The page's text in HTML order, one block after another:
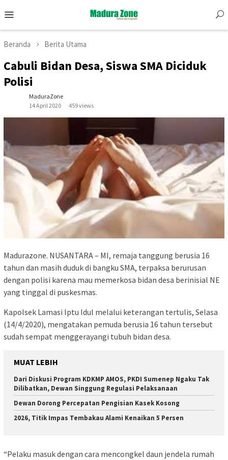
to
Menu
Beranda Berita Utama
Cabuli Bidan Desa, Siswa SMA Diciduk
Polisi
MaduraZone
14 April 2020
459 views
Madurazone. NUSANTARA – MI, remaja tanggung berusia 16
tahun dan masih duduk di bangku SMA, terpaksa berurusan
dengan polisi karena mau memerkosa bidan desa berinisial NE
yang tinggal di puskesmas.
Kapolsek Lamasi Iptu Idul melalui keterangan tertulis, Selasa
(14/4/2020), mengatakan pemuda berusia 16 tahun tersebut
sudah sempat menggerayangi tubuh bidan desa.
MUAT LEBIH
Dari Diskusi Program KDKMP AMOS, PKDI Sumenep Ngaku Tak
Dilibatkan, Dewan Singgung Regulasi Pelaksanaan
Dewan Dorong Percepatan Pengisian Kasek Kosong
2026, Titik Impas Tembakau Alami Kenaikan 5 Persen
“Pelaku masuk dengan cara mencongkel daun jendela rumah